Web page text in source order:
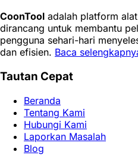
CoonTool adalah platform
dirancang untuk membantu
pengguna sehari-hari
dan efisien. Baca
Tautan Cepat
Beranda
Tentang Kami
Hubungi Kami
Laporkan Masalah
Blog